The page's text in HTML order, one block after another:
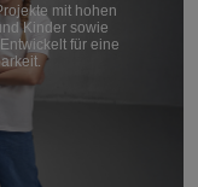
mit hohen
Kinder sowie
für eine